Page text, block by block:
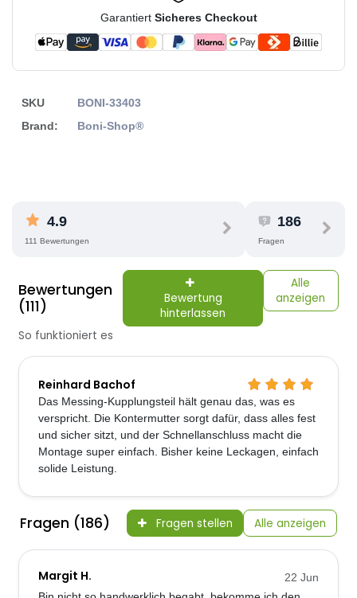
Garantiert Sicheres Checkout
SKU
BONI-33403
Brand:
Boni-Shop®
4.9
111 Bewertungen
186
Fragen
Bewertungen
(111)
Bewertung
hinterlassen
Alle
anzeigen
So funktioniert es
Reinhard Bachof
Das Messing-Kupplungsteil hält genau das, was es
verspricht. Die Kontermutter sorgt dafür, dass alles fest
und sicher sitzt, und der Schnellanschluss macht die
Montage super einfach. Bisher keine Leckagen, einfach
solide Leistung.
Fragen (186) Fragen stellen Alle anzeigen
Margit H.
22 Jun